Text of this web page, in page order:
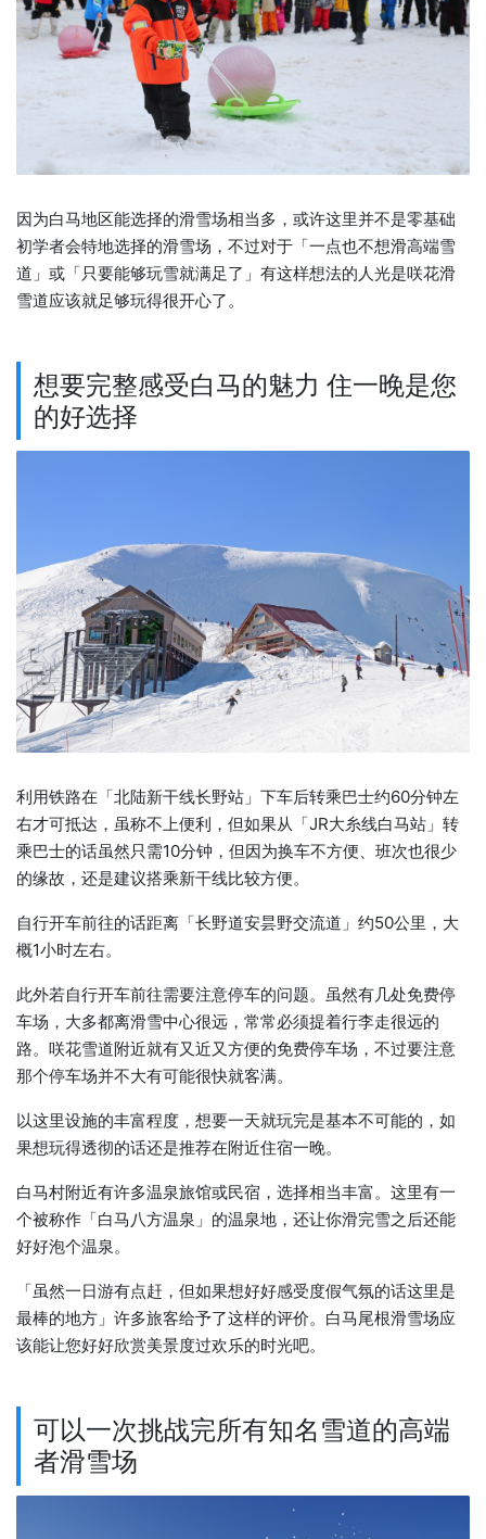
因为白马地区能选择的滑雪场相当多，或许这里并不是零基础
初学者会特地选择的滑雪场，不过对于「一点也不想滑高端雪
道」或「只要能够玩雪就满足了」有这样想法的人光是咲花滑
雪道应该就足够玩得很开心了。
想要完整感受白马的魅力 住一晚是您
的好选择
利用铁路在「北陆新干线长野站」下车后转乘巴士约60分钟左
右才可抵达，虽称不上便利，但如果从「JR大糸线白马站」转
乘巴士的话虽然只需10分钟，但因为换车不方便、班次也很少
的缘故，还是建议搭乘新干线比较方便。
自行开车前往的话距离「长野道安昙野交流道」约50公里，大
概1小时左右。
此外若自行开车前往需要注意停车的问题。虽然有几处免费停
车场，大多都离滑雪中心很远，常常必须提着行李走很远的
路。咲花雪道附近就有又近又方便的免费停车场，不过要注意
那个停车场并不大有可能很快就客满。
以这里设施的丰富程度，想要一天就玩完是基本不可能的，如
果想玩得透彻的话还是推荐在附近住宿一晚。
白马村附近有许多温泉旅馆或民宿，选择相当丰富。这里有一
个被称作「白马八方温泉」的温泉地，还让你滑完雪之后还能
好好泡个温泉。
「虽然一日游有点赶，但如果想好好感受度假气氛的话这里是
最棒的地方」许多旅客给予了这样的评价。白马尾根滑雪场应
该能让您好好欣赏美景度过欢乐的时光吧。
可以一次挑战完所有知名雪道的高端
者滑雪场